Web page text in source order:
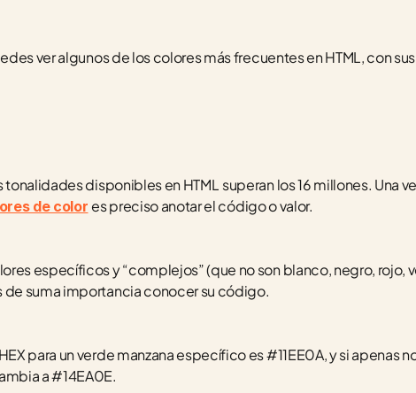
ver algunos de los colores más frecuentes en HTML, con sus
tonalidades disponibles en HTML superan los 16 millones. Una
de color es preciso anotar el código o valor.
específicos y “complejos” (que no son blanco, negro, rojo,
de suma importancia conocer su código.
para un verde manzana específico es #11EE0A, y si apenas
a #14EA0E.